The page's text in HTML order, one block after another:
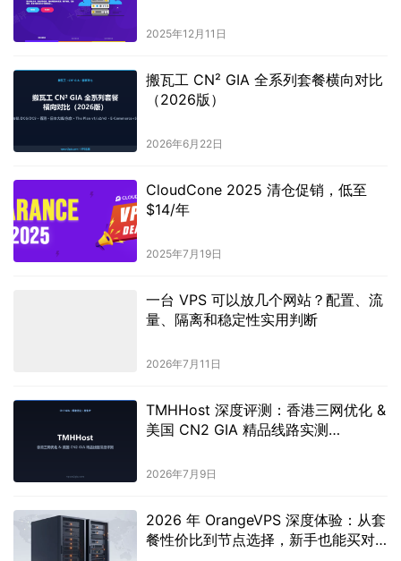
2025年12月11日
搬瓦工 CN² GIA 全系列套餐横向对比
（2026版）
2026年6月22日
CloudCone 2025 清仓促销，低至
$14/年
2025年7月19日
一台 VPS 可以放几个网站？配置、流
量、隔离和稳定性实用判断
2026年7月11日
TMHHost 深度评测：香港三网优化 &
美国 CN2 GIA 精品线路实测
2026年7月9日
2026 年 OrangeVPS 深度体验：从套
餐性价比到节点选择，新手也能买对